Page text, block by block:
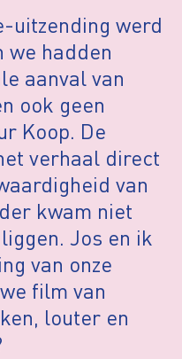
uitzending werd
we hadden
aanval van
ook geen
Koop. De
verhaal direct
van
kwam niet
Jos en ik
van onze
film van
louter en